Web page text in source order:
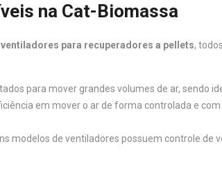
na Cat-Biomassa
ventiladores para recuperadores a pellets,
para mover grandes volumes de ar, sendo
em mover o ar de forma controlada e
modelos de ventiladores possuem controle de